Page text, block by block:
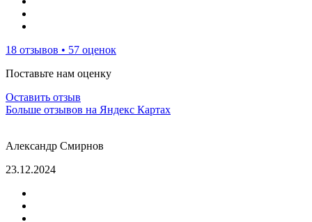
18 отзывов • 57 оценок
Поставьте нам оценку
Оставить отзыв
Больше отзывов на Яндекс Картах
Александр Смирнов
23.12.2024